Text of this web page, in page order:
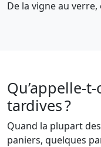
De la vigne au verre,
Qu’appelle-
tardives ?
Quand la plupart
paniers, quelques